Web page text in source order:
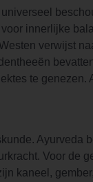
innerlijke
verwijst
te
Ayurveda
Voor de
kaneel,